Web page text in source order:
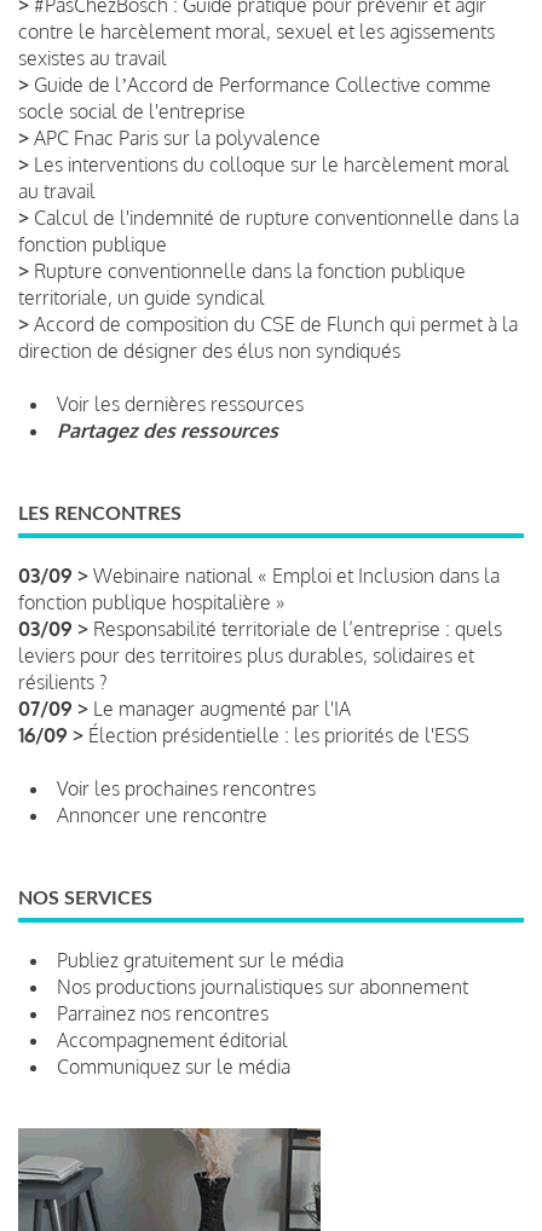
contre le harcèlement moral, sexuel et les agissements
sexistes au travail
> Guide de lʼAccord de Performance Collective comme
socle social de l'entreprise
> APC Fnac Paris sur la polyvalence
> Les interventions du colloque sur le harcèlement moral
au travail
> Calcul de l'indemnité de rupture conventionnelle dans la
fonction publique
> Rupture conventionnelle dans la fonction publique
territoriale, un guide syndical
> Accord de composition du CSE de Flunch qui permet à la
direction de désigner des élus non syndiqués
Voir les dernières ressources
Partagez des ressources
LES RENCONTRES
03/09 > Webinaire national « Emploi et Inclusion dans la
fonction publique hospitalière »
03/09 > Responsabilité territoriale de l’entreprise : quels
leviers pour des territoires plus durables, solidaires et
résilients ?
07/09 > Le manager augmenté par l'IA
16/09 > Élection présidentielle : les priorités de l'ESS
Voir les prochaines rencontres
Annoncer une rencontre
NOS SERVICES
Publiez gratuitement sur le média
Nos productions journalistiques sur abonnement
Parrainez nos rencontres
Accompagnement éditorial
Communiquez sur le média